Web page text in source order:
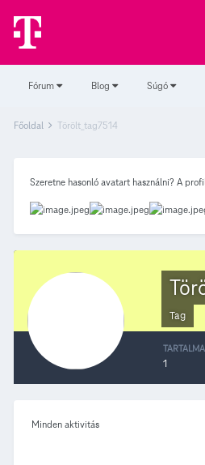
Fórum Blog Súgó
Főoldal Törölt_tag7514
Szeretne hasonló avatart használni? A
Tag
1
Minden aktivitás